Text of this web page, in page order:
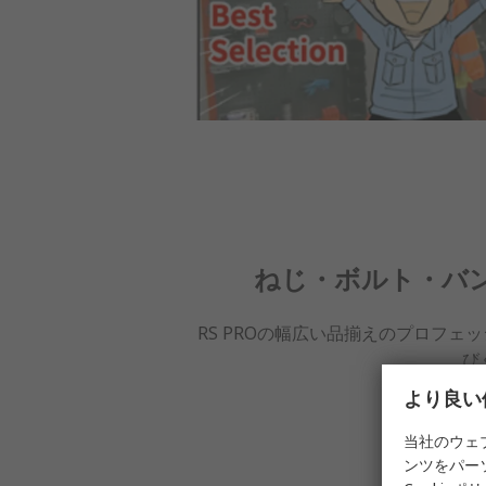
ねじ・ボルト・バ
RS PROの幅広い品揃えのプロフェ
び
より良
当社のウェ
ンツをパ